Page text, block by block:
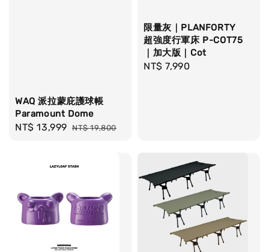
WAQ 派拉蒙庇護球帳
Paramount Dome
Sale
NT$ 13,999 Regular
NT$ 19,800
限量灰｜PLANFORTY
超強度行軍床 P-COT75
｜加大版｜Cot
Regular
NT$ 7,990